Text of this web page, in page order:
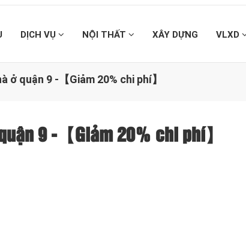
DỊCH VỤ NỘI THẤT XÂY DỰNG VLXD
ở quận 9 -【Giảm 20% chi phí】
9 -【Giảm 20% chi phí】